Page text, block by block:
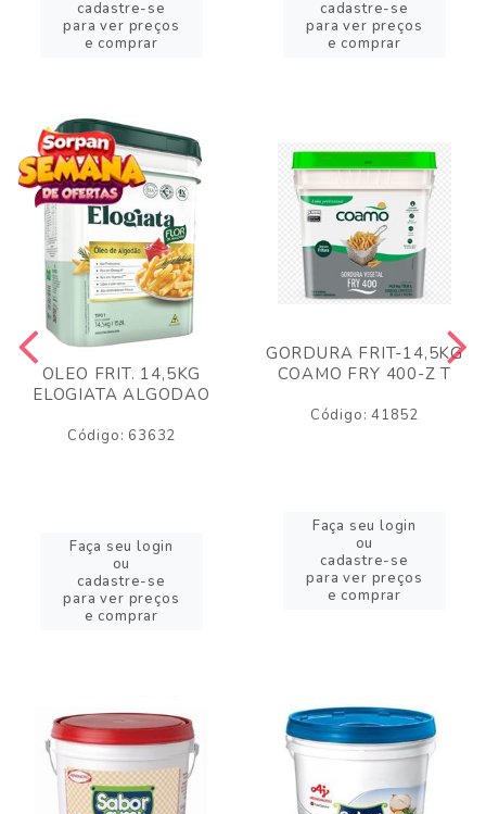
cadastre-se
para ver preços
e comprar
cadastre-se
para ver preços
e comprar
OLEO FRIT. 14,5KG
ELOGIATA ALGODAO
Código: 63632
Faça seu login
ou
cadastre-se
para ver preços
e comprar
GORDURA FRIT-14,5KG
COAMO FRY 400-Z T
Código: 41852
Faça seu login
ou
cadastre-se
para ver preços
e comprar